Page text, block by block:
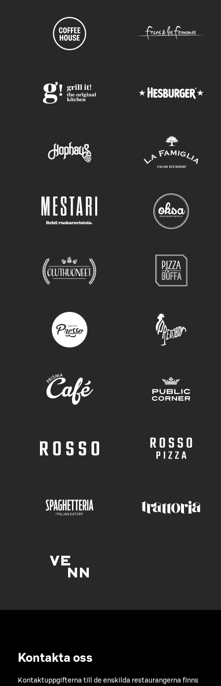
Kontakta oss
Kontaktuppgifterna till de enskilda restaurangerna finns